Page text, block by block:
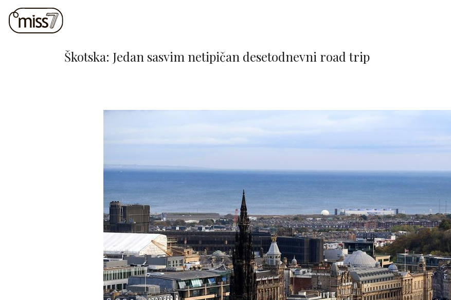
Škotska: Jedan sasvim netipičan desetodnevni road trip